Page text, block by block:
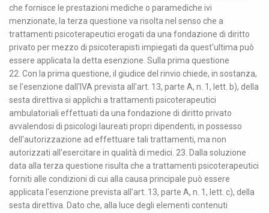
che fornisce le prestazioni mediche o paramediche ivi
menzionate, la terza questione va risolta nel senso che a
trattamenti psicoterapeutici erogati da una fondazione di diritto
privato per mezzo di psicoterapisti impiegati da quest'ultima può
essere applicata la detta esenzione. Sulla prima questione
22. Con la prima questione, il giudice del rinvio chiede, in sostanza,
se l'esenzione dall'IVA prevista all'art. 13, parte A, n. 1, lett. b), della
sesta direttiva si applichi a trattamenti psicoterapeutici
ambulatoriali effettuati da una fondazione di diritto privato
avvalendosi di psicologi laureati propri dipendenti, in possesso
dell'autorizzazione ad effettuare tali trattamenti, ma non
autorizzati all'esercitare in qualità di medici. 23. Dalla soluzione
data alla terza questione risulta che a trattamenti psicoterapeutici
forniti alle condizioni di cui alla causa principale può essere
applicata l'esenzione prevista all'art. 13, parte A, n. 1, lett. c), della
sesta direttiva. Dato che, alla luce degli elementi contenuti